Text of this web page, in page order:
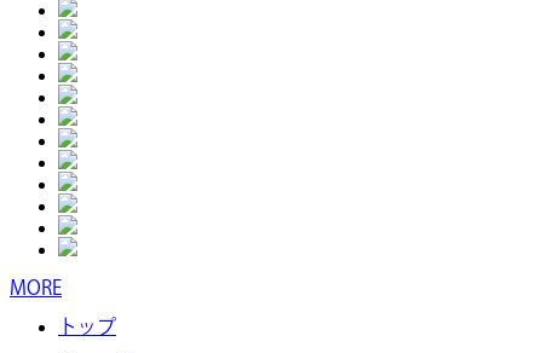
MORE
トップ